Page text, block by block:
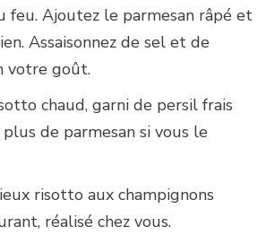
feu. Ajoutez le parmesan râpé et
Assaisonnez de sel et de
votre goût.
chaud, garni de persil frais
de parmesan si vous le
risotto aux champignons
réalisé chez vous.